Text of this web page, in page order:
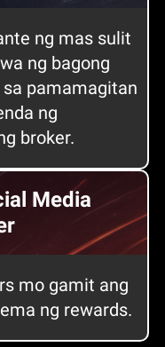
ng mas sulit
ng bagong
pamamagitan
ng
broker.
Media
mo gamit ang
ng rewards.